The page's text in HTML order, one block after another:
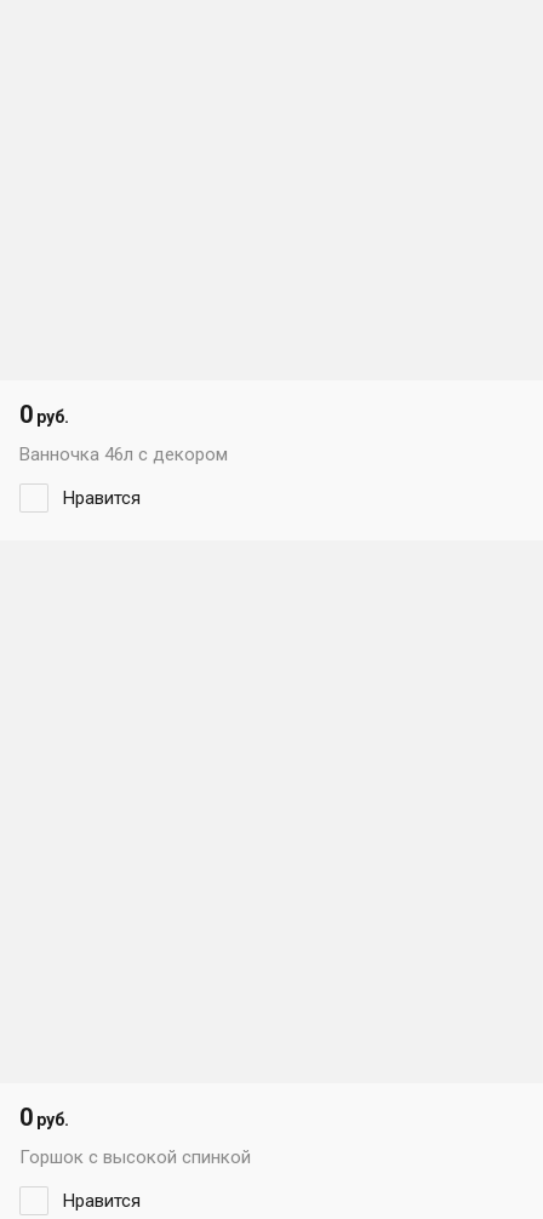
Ванночка 46л с декором
0 руб.
Нравится
Горшок с высокой спинкой
0 руб.
Нравится